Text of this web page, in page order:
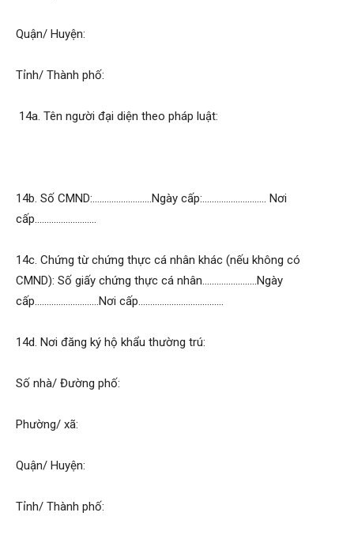
Quận/ Huyện:
Tỉnh/ Thành phố:
14a. Tên người đại diện theo pháp luật:
14b. Số CMND:…………………….Ngày cấp:……………………… Nơi
cấp……………………..
14c. Chứng từ chứng thực cá nhân khác (nếu không có
CMND): Số giấy chứng thực cá nhân…………………..Ngày
cấp………………………Nơi cấp………………………………
14d. Nơi đăng ký hộ khẩu thường trú:
Số nhà/ Đường phố:
Phường/ xã:
Quận/ Huyện:
Tỉnh/ Thành phố: